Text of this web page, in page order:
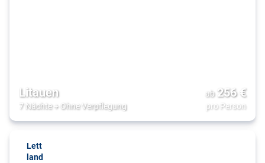
Litauen
7 Nächte+ Ohne Verpflegung
ab 256€
pro Person
Lett
land